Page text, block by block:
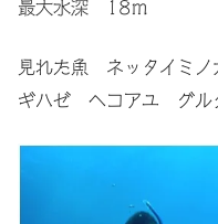
最大水深 18ｍ
見れた魚 ネッタイミ
ギハゼ ヘコアユ グル